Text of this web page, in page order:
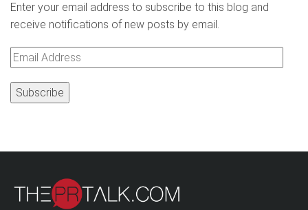
Enter your email address to subscribe to this blog and
receive notifications of new posts by email.
Email